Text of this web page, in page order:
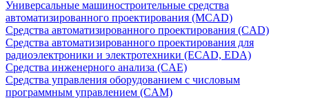
Универсальные машиностроительные средства
автоматизированного проектирования (MCAD)
Средства автоматизированного проектирования (CAD)
Средства автоматизированного проектирования для
радиоэлектроники и электротехники (ECAD, EDA)
Средства инженерного анализа (CAE)
Средства управления оборудованием с числовым
программным управлением (CAM)